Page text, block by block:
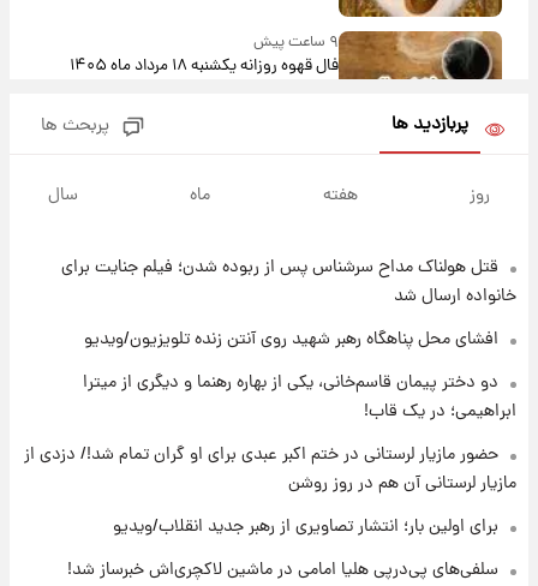
۹ ساعت پیش
فال قهوه روزانه یکشنبه ۱۸ مرداد ماه ۱۴۰۵
۱۷ ساعت پیش
۱۸ ساعت پیش
۲۱ ساعت پیش
لحظه برخورد رعد و برق به ساختمان مرکز تجارت
جهانی در آمریکا + فیلم
پربازدید ها پربحث ها
روز هفته ماه سال
قتل هولناک مداح سرشناس پس از ربوده شدن؛ فیلم جنایت برای
خانواده ارسال شد
افشای محل پناهگاه‌ رهبر شهید روی آنتن زنده تلویزیون/ویدیو
دو دختر پیمان قاسم‌خانی، یکی از بهاره رهنما و دیگری از میترا
ابراهیمی؛ در یک قاب!
حضور مازیار لرستانی در ختم اکبر عبدی برای او گران تمام شد!/ دزدی از
مازیار لرستانی آن هم در روز روشن
برای اولین بار؛ انتشار تصاویری از رهبر جدید انقلاب/ویدیو
سلفی‌های پی‌درپی هلیا امامی در ماشین لاکچری‌اش خبرساز شد!